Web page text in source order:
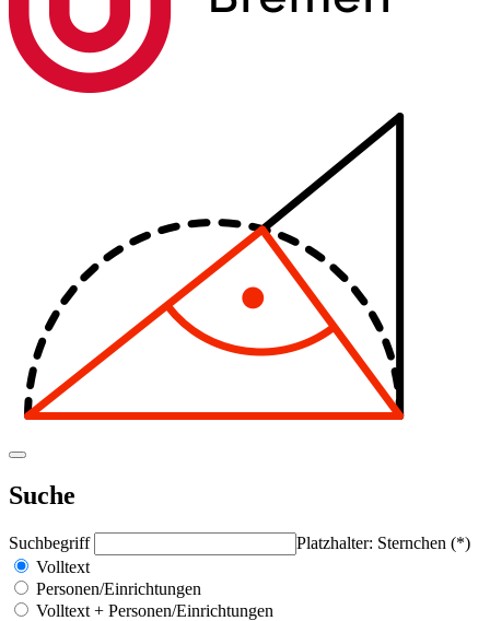
Suche
Suchbegriff
Platzhalter: Sternchen (*)
Volltext
Personen/Einrichtungen
Volltext + Personen/Einrichtungen